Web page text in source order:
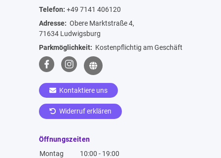
Telefon: +49 7141 406120
Adresse: Obere Marktstraße 4,
71634 Ludwigsburg
Parkmöglichkeit: Kostenpflichtig am Geschäft
Kontaktiere uns
Widerruf erklären
Öffnungszeiten
Montag
10:00 - 19:00